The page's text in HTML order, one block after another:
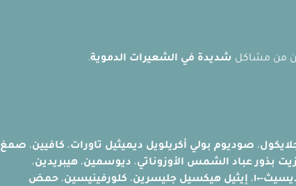
من مشاكل شديدة في الشعيرات الدموية.
، صوديوم بولي أكريلويل ديميثيل تاورات، كافيين، صمغ
زيت بذور عباد الشمس الأوزوناتي، ديوسمين، هيبريدين،
١٠ ، إيثيل هيكسيل جليسرين، كلورفينيسين، حمض